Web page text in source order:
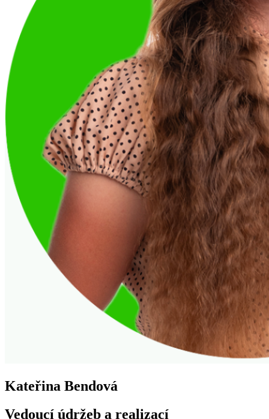
Kateřina Bendová
Vedoucí údržeb a realizací